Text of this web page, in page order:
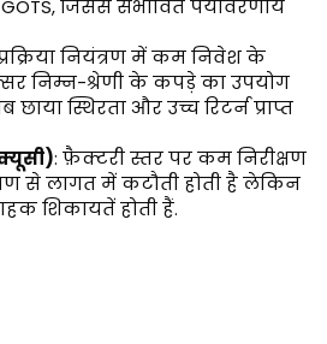
जिससे संभावित पर्यावरणीय
नियंत्रण में कम निवेश के
निम्न-श्रेणी के कपड़े का उपयोग
छाया स्थिरता और उच्च रिटर्न प्राप्त
: फ़ैक्टरी स्तर पर कम निरीक्षण
से लागत में कटौती होती है लेकिन
शिकायतें होती हैं.